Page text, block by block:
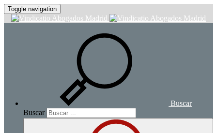
Toggle navigation
Buscar
Buscar